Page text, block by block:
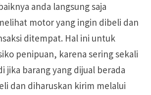
anda langsung saja
motor yang ingin dibeli dan
ditempat. Hal ini untuk
penipuan, karena sering sekali
jika barang yang dijual berada
dan diharuskan kirim melalui